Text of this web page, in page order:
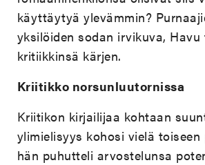
käyttäytyä ylevämmin?
yksilöiden sodan irvikuva,
kritiikkinsä kärjen.
Kriitikko norsunluutornissa
Kriitikon kirjailijaa kohtaan
ylimielisyys kohosi vielä toiseen
hän puhutteli arvostelunsa